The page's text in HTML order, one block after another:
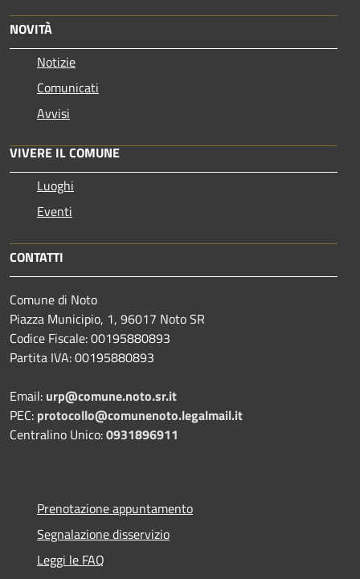
NOVITÀ
Notizie
Comunicati
Avvisi
VIVERE IL COMUNE
Luoghi
Eventi
CONTATTI
Comune di Noto
Piazza Municipio, 1, 96017 Noto SR
Codice Fiscale: 00195880893
Partita IVA: 00195880893
Email: urp@comune.noto.sr.it
PEC: protocollo@comunenoto.legalmail.it
Centralino Unico:0931896911
Prenotazione appuntamento
Segnalazione disservizio
Leggi le FAQ